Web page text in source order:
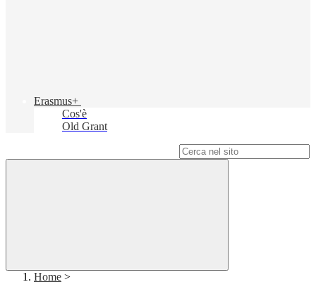
Erasmus+
Cos'è
Old Grant
Home >